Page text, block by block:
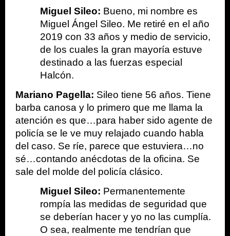
Miguel Sileo: Bueno, mi nombre es
Miguel Ángel Sileo. Me retiré en el año
2019 con 33 años y medio de servicio,
de los cuales la gran mayoría estuve
destinado a las fuerzas especial
Halcón.
Mariano Pagella: Sileo tiene 56 años. Tiene
barba canosa y lo primero que me llama la
atención es que…para haber sido agente de
policía se le ve muy relajado cuando habla
del caso. Se ríe, parece que estuviera…no
sé…contando anécdotas de la oficina. Se
sale del molde del policía clásico.
Miguel Sileo: Permanentemente
rompía las medidas de seguridad que
se deberían hacer y yo no las cumplía.
O sea, realmente me tendrían que